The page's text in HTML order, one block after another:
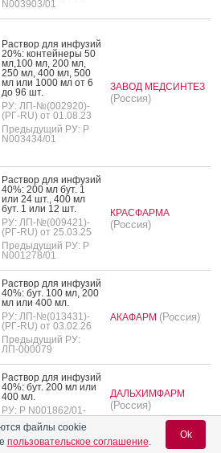
N003903/01
Рас­твор для ин­фу­зий
20%: кон­тей­не­ры 50
мл,100 мл, 200 мл,
250 мл, 400 мл, 500
мл или 1000 мл от 6
до 96 шт.
РУ: ЛП-№(002920)-
(РГ-RU) от 01.08.23
Предыдущий РУ: Р
N003434/01
ЗАВОД МЕДСИНТЕЗ
(Россия)
Рас­твор для ин­фу­зий
40%: 200 мл бут. 1
или 24 шт., 400 мл
бут. 1 или 12 шт.
РУ: ЛП-№(009421)-
(РГ-RU) от 25.03.25
Предыдущий РУ: Р
N001278/01
КРАСФАРМА
(Россия)
Рас­твор для ин­фу­зий
40%: бут. 100 мл, 200
мл или 400 мл.
РУ: ЛП-№(013431)-
(РГ-RU) от 03.02.26
Предыдущий РУ:
ЛП-000079
АКАФАРМ (Россия)
Рас­твор для ин­фу­зий
40%: бут. 200 мл или
400 мл.
РУ: Р N001862/01-
2002 от 19.09.08
ДАЛЬХИМФАРМ
(Россия)
файлы cookie
пользовательское соглашение.
Ok